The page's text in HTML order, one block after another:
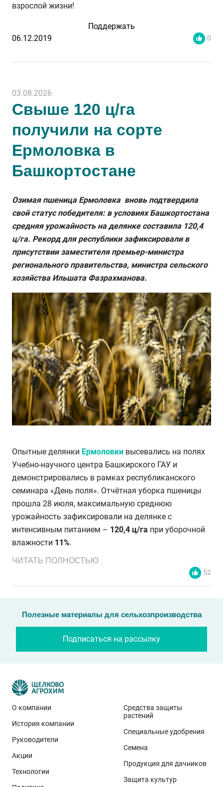
взрослой жизни!
Поддержать
06.12.2019
0
03.08.2026
Свыше 120 ц/га
получили на сорте
Ермоловка в
Башкортостане
Озимая пшеница Ермоловка вновь подтвердила
свой статус победителя: в условиях Башкортостана
средняя урожайность на делянке составила 120,4
ц/га. Рекорд для республики зафиксировали в
присутствии заместителя премьер-министра
регионального правительства, министра сельского
хозяйства Ильшата Фазрахманова.
Опытные делянки Ермоловки высевались на полях
Учебно-научного центра Башкирского ГАУ и
демонстрировались в рамках республиканского
семинара «День поля». Отчётная уборка пшеницы
прошла 28 июля, максимальную среднюю
урожайность зафиксировали на делянке с
интенсивным питанием – 120,4 ц/га при уборочной
влажности 11%.
Эти результаты особенно показательны для
условий Приволжского федерального округа. Они
демонстрируют, что потенциал интенсивного сорта
реализуется при грамотном управлении
технологией: сбалансированном минеральном
ЧИТАТЬ ПОЛНОСТЬЮ
52
Полезные материалы для сельхозпроизводства
Подписаться на рассылку
О компании
История компании
Руководители
Акции
Технологии
Средства защиты
растений
Специальные удобрения
Семена
Продукция для дачников
Защита культур